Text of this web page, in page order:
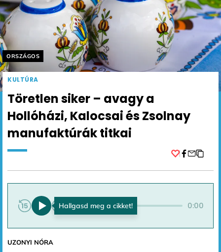
Helyszín címkék:
ORSZÁGOS
KULTÚRA
Töretlen siker – avagy a
Hollóházi, Kalocsai és Zsolnay
manufaktúrák titkai
0:00 0:00
UZONYI NÓRA